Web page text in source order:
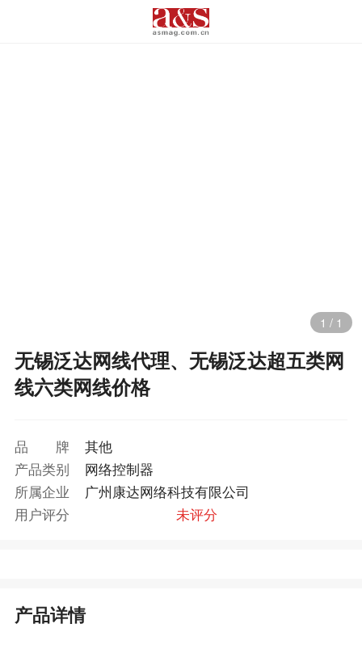
1 / 1
无锡泛达网线代理、无锡泛达超五类网
线六类网线价格
品牌
其他
产品类别
网络控制器
所属企业
广州康达网络科技有限公司
用户评分
未评分
产品详情